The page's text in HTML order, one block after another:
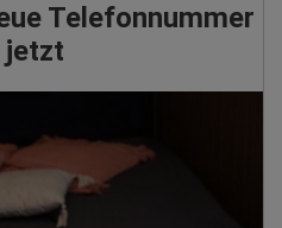
Telefonnummer
jetzt